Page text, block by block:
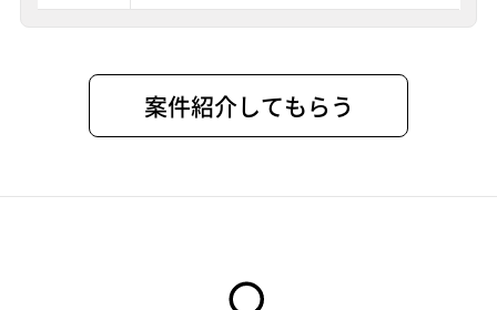
案件紹介してもらう